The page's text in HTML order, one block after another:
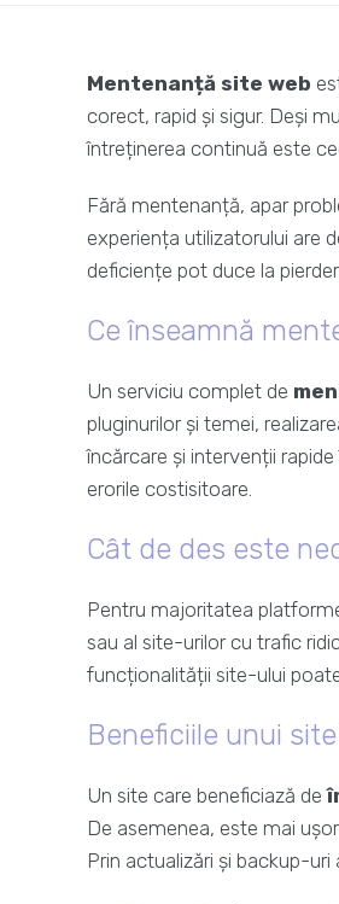
Mentenanță site web
corect, rapid și sigur. Deși
întreținerea continuă este
Fără mentenanță, apar
experiența utilizatorului are
deficiențe pot duce la
Ce înseamnă
Un serviciu complet de
pluginurilor și temei,
încărcare și intervenții
erorile costisitoare.
Cât de des este
Pentru majoritatea
sau al site-urilor cu trafic
funcționalității site-ului
Beneficiile unui
Un site care beneficiază de
De asemenea, este mai
Prin actualizări și backup-